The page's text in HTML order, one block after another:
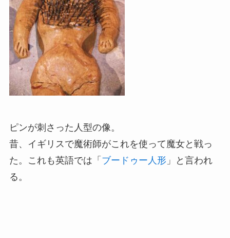
ピンが刺さった人型の像。
昔、イギリスで魔術師がこれを使って魔女と戦っ
た。これも英語では「 ブードゥー人形 」と言われ
る。